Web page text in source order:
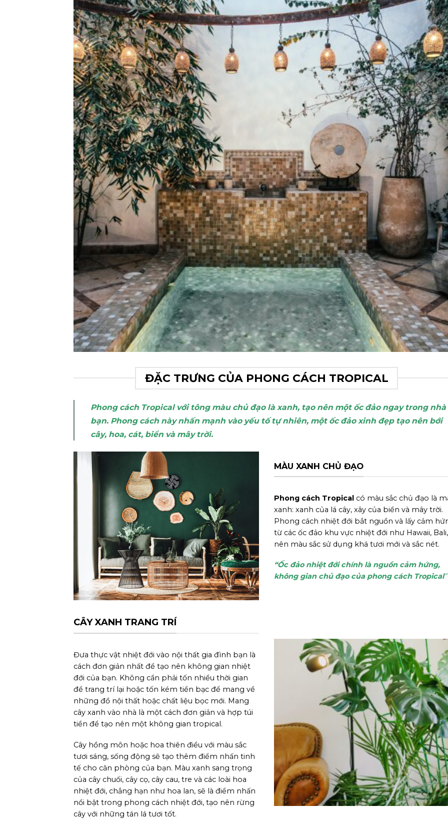
ĐẶC TRƯNG CỦA PHONG CÁCH TROPICAL
Phong cách Tropical với tông màu chủ đạo là xanh, tạo nên một ốc đảo ngay trong nhà
bạn. Phong cách này nhấn mạnh vào yếu tố tự nhiên, một ốc đảo xinh đẹp tạo nên bới
cây, hoa, cát, biển và mây trời.
MÀU XANH CHỦ ĐẠO
Phong cách Tropical có màu sắc chủ đạo là
xanh: xanh của lá cây, xây của biển và mây trời.
Phong cách nhiệt đới bắt nguồn và lấy cảm
từ các ốc đảo khu vực nhiệt đới như Hawaii,
nên màu sắc sử dụng khá tươi mới và sắc nét.
“Ốc đảo nhiệt đới chính là nguồn cảm hứng,
không gian chủ đạo của phong cách Tropical
CÂY XANH TRANG TRÍ
Đưa thực vật nhiệt đới vào nội thất gia đình bạn là
cách đơn giản nhất để tạo nên không gian nhiệt
đới của bạn. Không cần phải tốn nhiều thời gian
để trang trí lại hoặc tốn kém tiền bạc để mang về
những đồ nội thất hoặc chất liệu bọc mới. Mang
cây xanh vào nhà là một cách đơn giản và hợp túi
tiền để tạo nên một không gian tropical.
Cây hồng môn hoặc hoa thiên điểu với màu sắc
tươi sáng, sống động sẽ tạo thêm điểm nhấn tinh
tế cho căn phòng của bạn. Màu xanh sang trọng
của cây chuối, cây cọ, cây cau, tre và các loài hoa
nhiệt đới, chẳng hạn như hoa lan, sẽ là điểm nhấn
nổi bật trong phong cách nhiệt đới, tạo nên rừng
cây với những tán lá tươi tốt.